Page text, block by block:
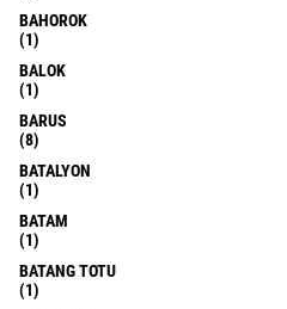
BAHOROK
(1)
BALOK
(1)
BARUS
(8)
BATALYON
(1)
BATAM
(1)
BATANG TOTU
(1)